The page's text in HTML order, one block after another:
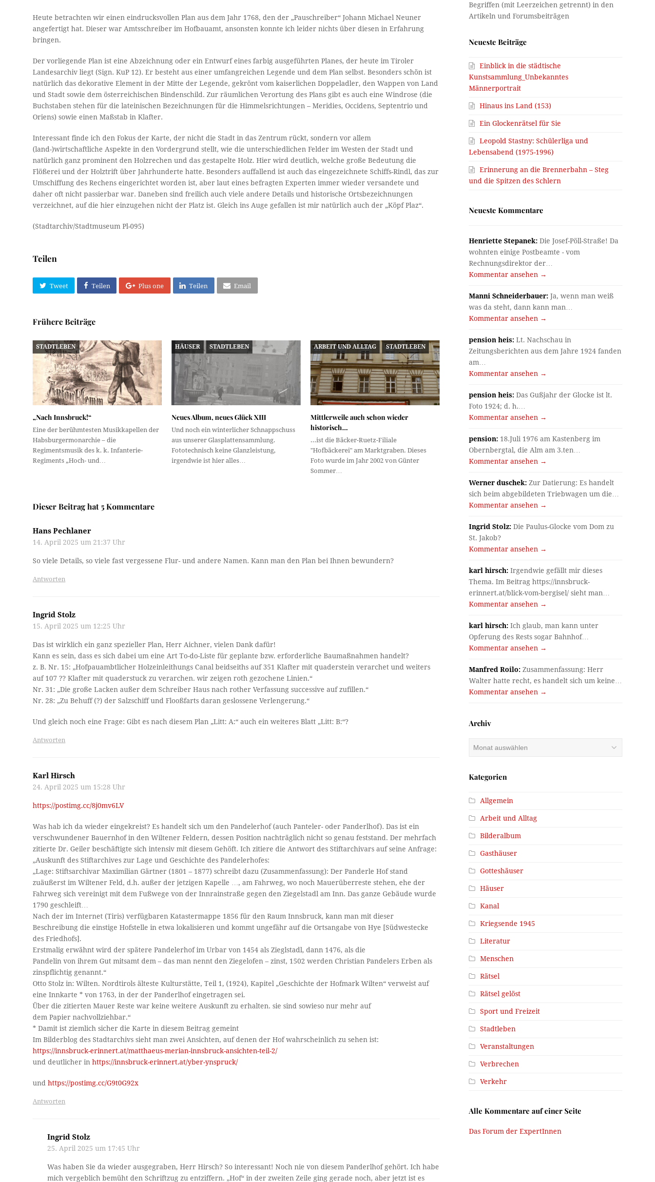
Heute betrachten wir einen eindrucksvollen Plan aus dem Jahr 1768, den der „Pauschreiber“ Johann Michael Neuner
angefertigt hat. Dieser war Amtsschreiber im Hofbauamt, ansonsten konnte ich leider nichts über diesen in Erfahrung
bringen.
Der vorliegende Plan ist eine Abzeichnung oder ein Entwurf eines farbig ausgeführten Planes, der heute im Tiroler
Landesarchiv liegt (Sign. KuP 12). Er besteht aus einer umfangreichen Legende und dem Plan selbst. Besonders schön ist
natürlich das dekorative Element in der Mitte der Legende, gekrönt vom kaiserlichen Doppeladler, den Wappen von Land
und Stadt sowie dem österreichischen Bindenschild. Zur räumlichen Verortung des Plans gibt es auch eine Windrose (die
Buchstaben stehen für die lateinischen Bezeichnungen für die Himmelsrichtungen – Meridies, Occidens, Septentrio und
Oriens) sowie einen Maßstab in Klafter.
Interessant finde ich den Fokus der Karte, der nicht die Stadt in das Zentrum rückt, sondern vor allem
(land-)wirtschaftliche Aspekte in den Vordergrund stellt, wie die unterschiedlichen Felder im Westen der Stadt und
natürlich ganz prominent den Holzrechen und das gestapelte Holz. Hier wird deutlich, welche große Bedeutung die
Flößerei und der Holztrift über Jahrhunderte hatte. Besonders auffallend ist auch das eingezeichnete Schiffs-Rindl, das zur
Umschiffung des Rechens eingerichtet worden ist, aber laut eines befragten Experten immer wieder versandete und
daher oft nicht passierbar war. Daneben sind freilich auch viele andere Details und historische Ortsbezeichnungen
verzeichnet, auf die hier einzugehen nicht der Platz ist. Gleich ins Auge gefallen ist mir natürlich auch der „Köpf Plaz“.
(Stadtarchiv/Stadtmuseum Pl-095)
Teilen
Tweet Teilen Plus one Teilen Email
Frühere Beiträge
STADTLEBEN
„Nach Innsbruck!“
Eine der berühmtesten Musikkapellen der
Habsburgermonarchie – die
Regimentsmusik des k. k. Infanterie-
Regiments „Hoch- und…
HÄUSER STADTLEBEN
Neues Album, neues Glück XIII
Und noch ein winterlicher Schnappschuss
aus unserer Glasplattensammlung.
Fototechnisch keine Glanzleistung,
irgendwie ist hier alles…
ARBEIT UND ALLTAG STADTLEBEN
Mittlerweile auch schon wieder
historisch…
...ist die Bäcker-Ruetz-Filiale
"Hofbäckerei" am Marktgraben. Dieses
Foto wurde im Jahr 2002 von Günter
Sommer…
Dieser Beitrag hat 5 Kommentare
Hans Pechlaner
14. April 2025 um 21:37 Uhr
So viele Details, so viele fast vergessene Flur- und andere Namen. Kann man den Plan bei Ihnen bewundern?
Antworten
Ingrid Stolz
15. April 2025 um 12:25 Uhr
Das ist wirklich ein ganz spezieller Plan, Herr Aichner, vielen Dank dafür!
Kann es sein, dass es sich dabei um eine Art To-do-Liste für geplante bzw. erforderliche Baumaßnahmen handelt?
z. B. Nr. 15: „Hofpauambtlicher Holzeinleithungs Canal beidseiths auf 351 Klafter mit quaderstein verarchet und weiters
auf 107 ?? Klafter mit quaderstuck zu verarchen. wir zeigen roth gezochene Linien.“
Nr. 31: „Die große Lacken außer dem Schreiber Haus nach rother Verfassung successive auf zufillen.“
Nr. 28: „Zu Behuff (?) der Salzschiff und Flooßfarts daran geslossene Verlengerung.“
Und gleich noch eine Frage: Gibt es nach diesem Plan „Litt: A:“ auch ein weiteres Blatt „Litt: B:“?
Antworten
Karl Hirsch
24. April 2025 um 15:28 Uhr
https://postimg.cc/8j0mv6LV
Was hab ich da wieder eingekreist? Es handelt sich um den Pandelerhof (auch Panteler- oder Panderlhof). Das ist ein
verschwundener Bauernhof in den Wiltener Feldern, dessen Position nachträglich nicht so genau feststand. Der mehrfach
zitierte Dr. Geiler beschäftigte sich intensiv mit diesem Gehöft. Ich zitiere die Antwort des Stiftarchivars auf seine Anfrage:
„Auskunft des Stiftarchives zur Lage und Geschichte des Pandelerhofes:
„Lage: Stiftsarchivar Maximilian Gärtner (1801 – 1877) schreibt dazu (Zusammenfassung): Der Panderle Hof stand
zuäußerst im Wiltener Feld, d.h. außer der jetzigen Kapelle …, am Fahrweg, wo noch Mauerüberreste stehen, ehe der
Fahrweg sich vereinigt mit dem Fußwege von der Innrainstraße gegen den Ziegelstadl am Inn. Das ganze Gebäude wurde
1790 geschleift…
Nach der im Internet (Tiris) verfügbaren Katastermappe 1856 für den Raum Innsbruck, kann man mit dieser
Beschreibung die einstige Hofstelle in etwa lokalisieren und kommt ungefähr auf die Ortsangabe von Hye [Südwestecke
des Friedhofs].
Erstmalig erwähnt wird der spätere Pandelerhof im Urbar von 1454 als Zieglstadl, dann 1476, als die
Pandelin von ihrem Gut mitsamt dem – das man nennt den Ziegelofen – zinst, 1502 werden Christian Pandelers Erben als
zinspflichtig genannt.“
Otto Stolz in: Wilten. Nordtirols älteste Kulturstätte, Teil 1, (1924), Kapitel „Geschichte der Hofmark Wilten“ verweist auf
eine Innkarte * von 1763, in der der Panderlhof eingetragen sei.
Über die zitierten Mauer Reste war keine weitere Auskunft zu erhalten. sie sind sowieso nur mehr auf
dem Papier nachvollziehbar.“
* Damit ist ziemlich sicher die Karte in diesem Beitrag gemeint
Im Bilderblog des Stadtarchivs sieht man zwei Ansichten, auf denen der Hof wahrscheinlich zu sehen ist:
https://innsbruck-erinnert.at/matthaeus-merian-innsbruck-ansichten-teil-2/
und deutlicher inhttps://innsbruck-erinnert.at/yber-ynspruck/
undhttps://postimg.cc/G9t0G92x
Antworten
Ingrid Stolz
25. April 2025 um 17:45 Uhr
Was haben Sie da wieder ausgegraben, Herr Hirsch? So interessant! Noch nie von diesem Panderlhof gehört. Ich habe
mich vergeblich bemüht den Schriftzug zu entziffern. „Hof“ in der zweiten Zeile ging gerade noch, aber jetzt ist es
Neueste Beiträge
Einblick in die städtische
Kunstsammlung_Unbekanntes
Männerportrait
Hinaus ins Land (153)
Ein Glockenrätsel für Sie
Leopold Stastny: Schülerliga und
Lebensabend (1975-1996)
Erinnerung an die Brennerbahn – Steg
und die Spitzen des Schlern
Neueste Kommentare
Henriette Stepanek: Die Josef-Pöll-Straße! Da
wohnten einige Postbeamte - vom
Rechnungsdirektor der…
Kommentar ansehen →
Manni Schneiderbauer: Ja, wenn man weiß
was da steht, dann kann man…
Kommentar ansehen →
pension heis: Lt. Nachschau in
Zeitungsberichten aus dem Jahre 1924 fanden
am…
Kommentar ansehen →
pension heis: Das Gußjahr der Glocke ist lt.
Foto 1924; d. h.…
Kommentar ansehen →
pension: 18.Juli 1976 am Kastenberg im
Obernbergtal, die Alm am 3.ten…
Kommentar ansehen →
Werner duschek: Zur Datierung: Es handelt
sich beim abgebildeten Triebwagen um die…
Kommentar ansehen →
Ingrid Stolz: Die Paulus-Glocke vom Dom zu
St. Jakob?
Kommentar ansehen →
karl hirsch: Irgendwie gefällt mir dieses
Thema. Im Beitrag https://innsbruck-
erinnert.at/blick-vom-bergisel/ sieht man…
Kommentar ansehen →
karl hirsch: Ich glaub, man kann unter
Opferung des Rests sogar Bahnhof…
Kommentar ansehen →
Manfred Roilo: Zusammenfassung: Herr
Walter hatte recht, es handelt sich um keine…
Kommentar ansehen →
Archiv
Kategorien
Allgemein
Arbeit und Alltag
Bilderalbum
Gasthäuser
Gotteshäuser
Häuser
Kanal
Kriegsende 1945
Literatur
Menschen
Rätsel
Rätsel gelöst
Sport und Freizeit
Stadtleben
Veranstaltungen
Verbrechen
Verkehr
Alle Kommentare auf einer Seite
Das Forum der ExpertInnen